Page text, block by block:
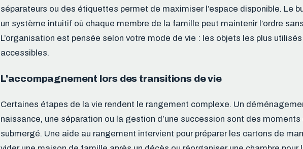
séparateurs ou des étiquettes permet de maximiser l’espace disponible. Le
un système intuitif où chaque membre de la famille peut maintenir l’ordre
L’organisation est pensée selon votre mode de vie : les objets les plus
accessibles.
L’accompagnement lors des transitions de vie
Certaines étapes de la vie rendent le rangement complexe. Un
naissance, une séparation ou la gestion d’une succession sont des moments
submergé. Une aide au rangement intervient pour préparer les cartons de